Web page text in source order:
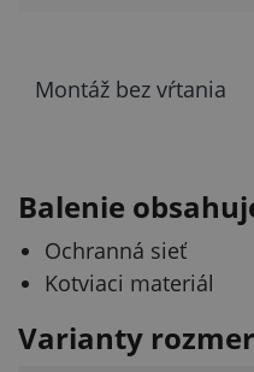
Montáž bez vŕtania
Balenie
Ochranná sieť
Kotviaci materiál
Varianty